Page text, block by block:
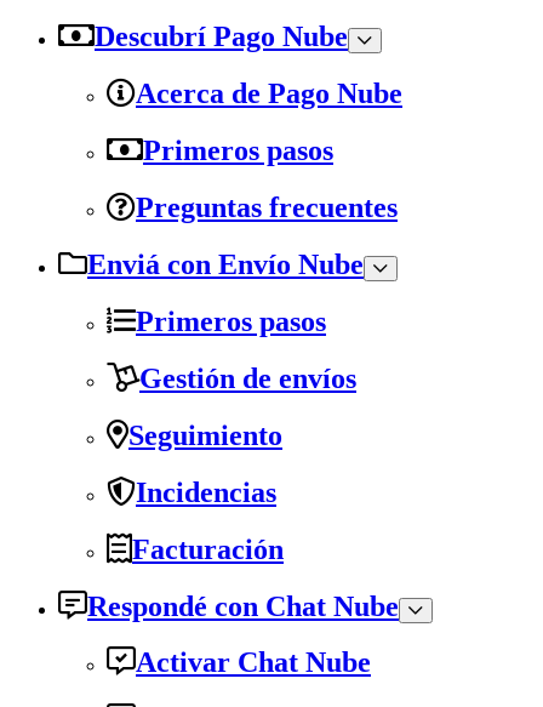
Descubrí Pago Nube
Acerca de Pago Nube
Primeros pasos
Preguntas frecuentes
Enviá con Envío Nube
Primeros pasos
Gestión de envíos
Seguimiento
Incidencias
Facturación
Respondé con Chat Nube
Activar Chat Nube